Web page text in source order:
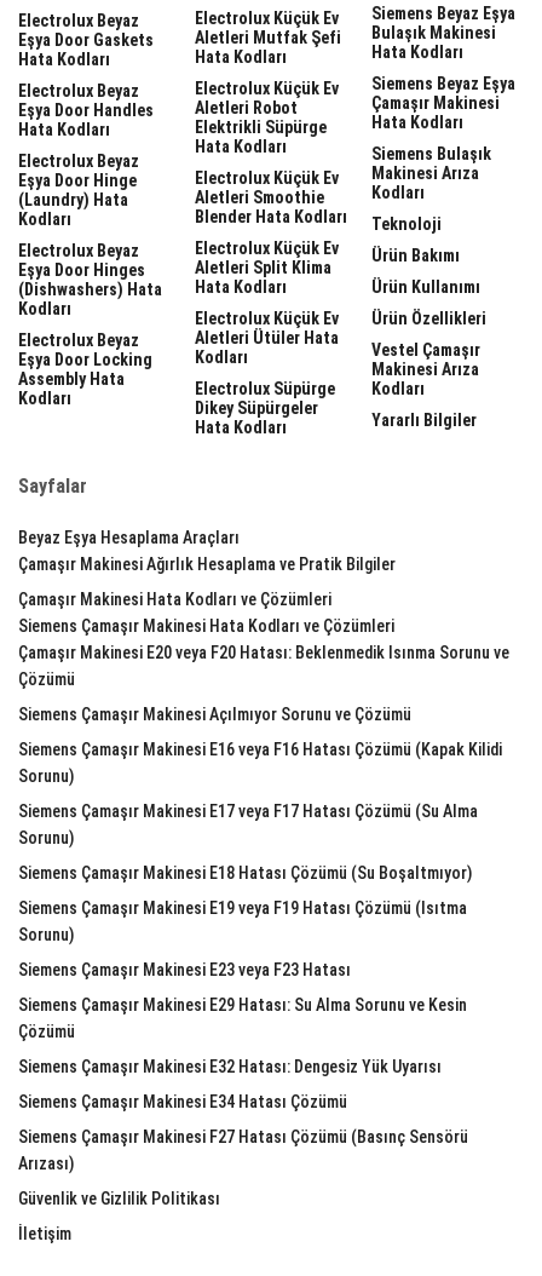
Electrolux Beyaz
Eşya Door Gaskets
Hata Kodları
Electrolux Beyaz
Eşya Door Handles
Hata Kodları
Electrolux Beyaz
Eşya Door Hinge
(laundry) Hata
Kodları
Electrolux Beyaz
Eşya Door Hinges
(dishwashers) Hata
Kodları
Electrolux Beyaz
Eşya Door Locking
Assembly Hata
Kodları
Electrolux Küçük Ev
Aletleri Mutfak Şefi
Hata Kodları
Electrolux Küçük Ev
Aletleri Robot
Elektrikli Süpürge
Hata Kodları
Electrolux Küçük Ev
Aletleri Smoothie
Blender Hata Kodları
Electrolux Küçük Ev
Aletleri Split Klima
Hata Kodları
Electrolux Küçük Ev
Aletleri Ütüler Hata
Kodları
Electrolux Süpürge
Dikey Süpürgeler
Hata Kodları
Siemens Beyaz Eşya
Bulaşık Makinesi
Hata Kodları
Siemens Beyaz Eşya
Çamaşır Makinesi
Hata Kodları
Siemens Bulaşık
Makinesi Arıza
Kodları
Teknoloji
Ürün Bakımı
Ürün Kullanımı
Ürün Özellikleri
Vestel Çamaşır
Makinesi Arıza
Kodları
Yararlı Bilgiler
Sayfalar
Beyaz Eşya Hesaplama Araçları
Çamaşır Makinesi Ağırlık Hesaplama ve Pratik Bilgiler
Çamaşır Makinesi Hata Kodları ve Çözümleri
Siemens Çamaşır Makinesi Hata Kodları ve Çözümleri
Çamaşır Makinesi E20 veya F20 Hatası: Beklenmedik Isınma Sorunu ve
Çözümü
Siemens Çamaşır Makinesi Açılmıyor Sorunu ve Çözümü
Siemens Çamaşır Makinesi E16 veya F16 Hatası Çözümü (Kapak Kilidi
Sorunu)
Siemens Çamaşır Makinesi E17 veya F17 Hatası Çözümü (Su Alma
Sorunu)
Siemens Çamaşır Makinesi E18 Hatası Çözümü (Su Boşaltmıyor)
Siemens Çamaşır Makinesi E19 veya F19 Hatası Çözümü (Isıtma
Sorunu)
Siemens Çamaşır Makinesi E23 veya F23 Hatası
Siemens Çamaşır Makinesi E29 Hatası: Su Alma Sorunu ve Kesin
Çözümü
Siemens Çamaşır Makinesi E32 Hatası: Dengesiz Yük Uyarısı
Siemens Çamaşır Makinesi E34 Hatası Çözümü
Siemens Çamaşır Makinesi F27 Hatası Çözümü (Basınç Sensörü
Arızası)
Güvenlik ve Gizlilik Politikası
İletişim